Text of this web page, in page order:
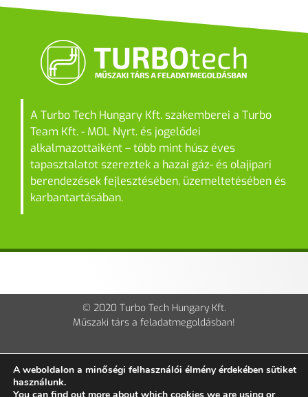
A Turbo Tech Hungary Kft. szakemberei a Turbo
Team Kft. - MOL Nyrt. és jogelődei
alkalmazottaiként – több mint húsz éves
tapasztalatot szereztek a hazai gáz- és olajipari
berendezések fejlesztésében, üzemeltetésében és
karbantartásában.
© 2020 Turbo Tech Hungary Kft.
Műszaki társ a feladatmegoldásban!
A weboldalon a minőségi felhasználói élmény érdekében sütiket
használunk.